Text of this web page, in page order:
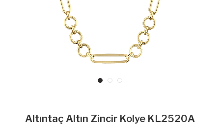
Altıntaç Altın Zincir Kolye KL2520A